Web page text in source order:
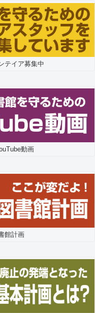
テイア募集中
動画
館計画